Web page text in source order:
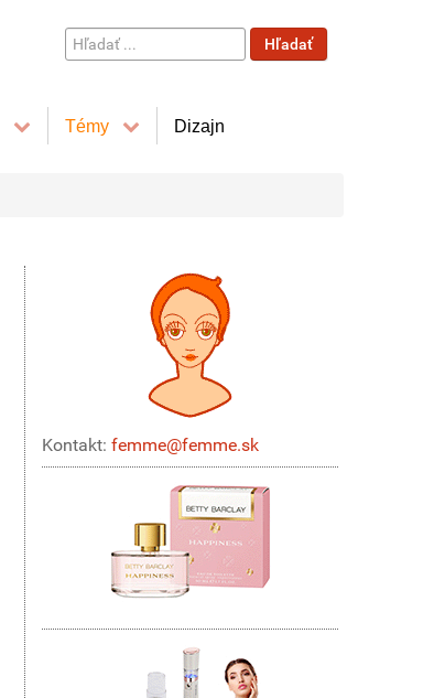
Hľadať
...
Hľadať
Témy Dizajn
Kontakt: femme@femme.sk